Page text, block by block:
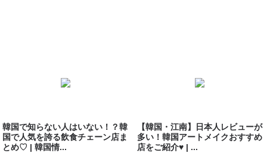
韓国で知らない人はいない！？韓
国で人気を誇る飲食チェーン店ま
とめ♡ | 韓国情...
【韓国・江南】日本人レビューが
多い！韓国アートメイクおすすめ
店をご紹介♥ | ...